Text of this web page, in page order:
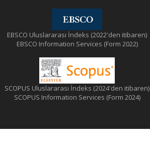
EBSCO Uluslararası İndeks (2022'den itibaren)
EBSCO Information Services (Form 2022)
SCOPUS Uluslararası İndeks (2024'den itibaren)
SCOPUS Information Services (Form 2024)